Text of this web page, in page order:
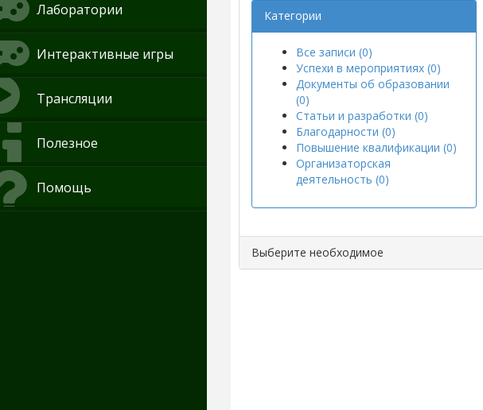
Лаборатории
Интерактивные игры
Трансляции
Полезное
Помощь
Категории
Все записи (0)
Успехи в мероприятиях (0)
Документы об образовании
(0)
Статьи и разработки (0)
Благодарности (0)
Повышение квалификации (0)
Организаторская
деятельность (0)
Выберите необходимое